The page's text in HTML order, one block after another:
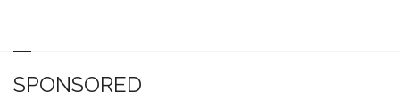
SPONSORED